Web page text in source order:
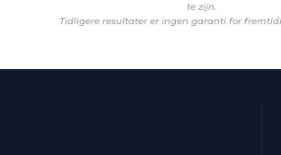
te zijn.
Tidligere resultater er ingen garanti for